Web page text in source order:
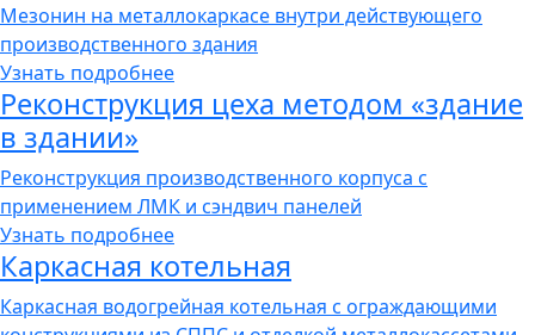
Мезонин на металлокаркасе внутри действующего
производственного здания
Узнать подробнее
Реконструкция цеха методом «здание
в здании»
Реконструкция производственного корпуса с
применением ЛМК и сэндвич панелей
Узнать подробнее
Каркасная котельная
Каркасная водогрейная котельная с ограждающими